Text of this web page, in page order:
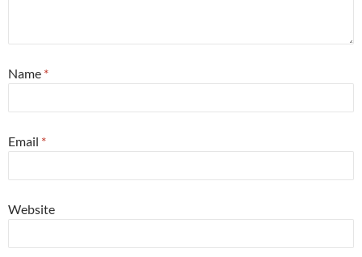
Name *
Email *
Website